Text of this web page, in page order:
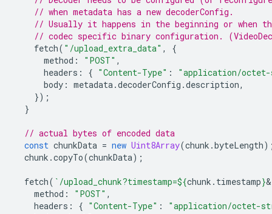
// when metadata has a new decoderConfig.
// Usually it happens in the beginning or when
// codec specific binary configuration.
fetch( "/upload_extra_data" ,
{
method : "POST" ,
headers : { "Content-Type" :
"application/octet-
body : metadata .decoderConfig .description,
});
}
// actual bytes of encoded data
const chunkData = new Uint8Array(chunk .byteLength
chunk .copyTo(chunkData);
fetch( `/upload_chunk?timestamp=${chunk . timestamp}&
method : "POST" ,
headers : { "Content-Type" :
"application/octet-